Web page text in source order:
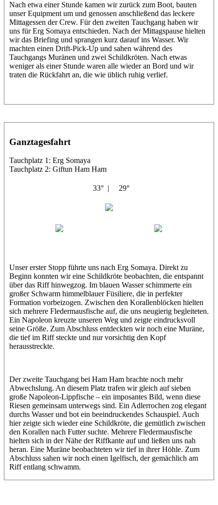
Nach etwa einer Stunde kamen wir zurück zum Boot, bauten
unser Equipment um und genossen anschließend das leckere
Mittagessen der Crew. Für den zweiten Tauchgang haben wir
uns für Erg Somaya entschieden. Nach der Mittagspause hielten
wir das Briefing und sprangen kurz darauf ins Wasser. Wir
machten einen Drift-Pick-Up und sahen während des
Tauchgangs Muränen und zwei Schildkröten. Nach etwas
weniger als einer Stunde waren alle wieder an Bord und wir
traten die Rückfahrt an, die wie üblich ruhig verlief.
Ganztagesfahrt
Tauchplatz 1: Erg Somaya
Tauchplatz 2: Giftun Ham Ham
33° | 29°
Unser erster Stopp führte uns nach Erg Somaya. Direkt zu
Beginn konnten wir eine Schildkröte beobachten, die entspannt
über das Riff hinwegzog. Im blauen Wasser schimmerte ein
großer Schwarm himmelblauer Füsiliere, die in perfekter
Formation vorbeizogen. Zwischen den Korallenblöcken hielten
sich mehrere Fledermausfische auf, die uns neugierig begleiteten.
Ein Napoleon kreuzte unseren Weg und zeigte eindrucksvoll
seine Größe. Zum Abschluss entdeckten wir noch eine Muräne,
die tief im Riff steckte und nur vorsichtig den Kopf
herausstreckte.
Der zweite Tauchgang bei Ham Ham brachte noch mehr
Abwechslung. An diesem Platz trafen wir gleich auf sieben
große Napoleon-Lippfische – ein imposantes Bild, wenn diese
Riesen gemeinsam unterwegs sind. Ein Adlerrochen zog elegant
durchs Wasser und bot ein beeindruckendes Schauspiel. Auch
hier zeigte sich wieder eine Schildkröte, die gemütlich zwischen
den Korallen nach Futter suchte. Mehrere Fledermausfische
hielten sich in der Nähe der Riffkante auf und ließen uns nah
heran. Eine Muräne beobachteten wir tief in ihrer Höhle. Zum
Abschluss sahen wir noch einen Igelfisch, der gemächlich am
Riff entlang schwamm.